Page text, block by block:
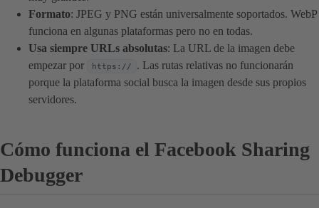
Formato: JPEG y PNG están universalmente soportados. WebP
funciona en algunas plataformas pero no en todas.
Usa siempre URLs absolutas: La URL de la imagen debe
empezar por
https://
. Las rutas relativas no funcionarán
porque la plataforma social busca la imagen desde sus propios
servidores.
Cómo funciona el Facebook Sharing
Debugger